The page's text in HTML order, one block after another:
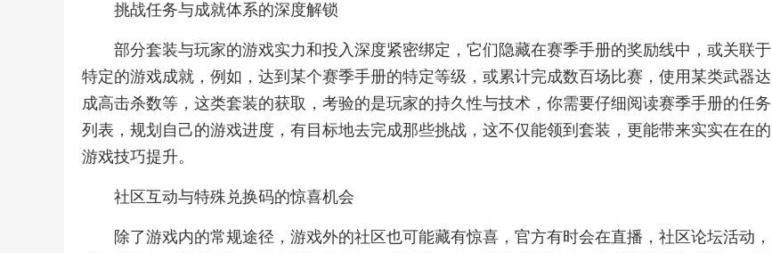
挑战任务与成就体系的深度解锁
部分套装与玩家的游戏实力和投入深度紧密绑定，它们隐藏在赛季手册的奖励线中，或关联于
特定的游戏成就，例如，达到某个赛季手册的特定等级，或累计完成数百场比赛，使用某类武器达
成高击杀数等，这类套装的获取，考验的是玩家的持久性与技术，你需要仔细阅读赛季手册的任务
列表，规划自己的游戏进度，有目标地去完成那些挑战，这不仅能领到套装，更能带来实实在在的
游戏技巧提升。
社区互动与特殊兑换码的惊喜机会
除了游戏内的常规途径，游戏外的社区也可能藏有惊喜，官方有时会在直播，社区论坛活动，